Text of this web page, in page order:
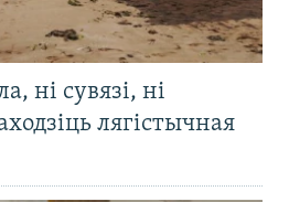
ні сувязі, ні
лягістычная